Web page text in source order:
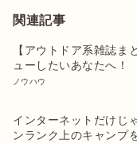
関連記事
【アウトドア系雑誌
ューしたいあなたへ！
ノウハウ
インターネットだけじ
ンランク上のキャンプ